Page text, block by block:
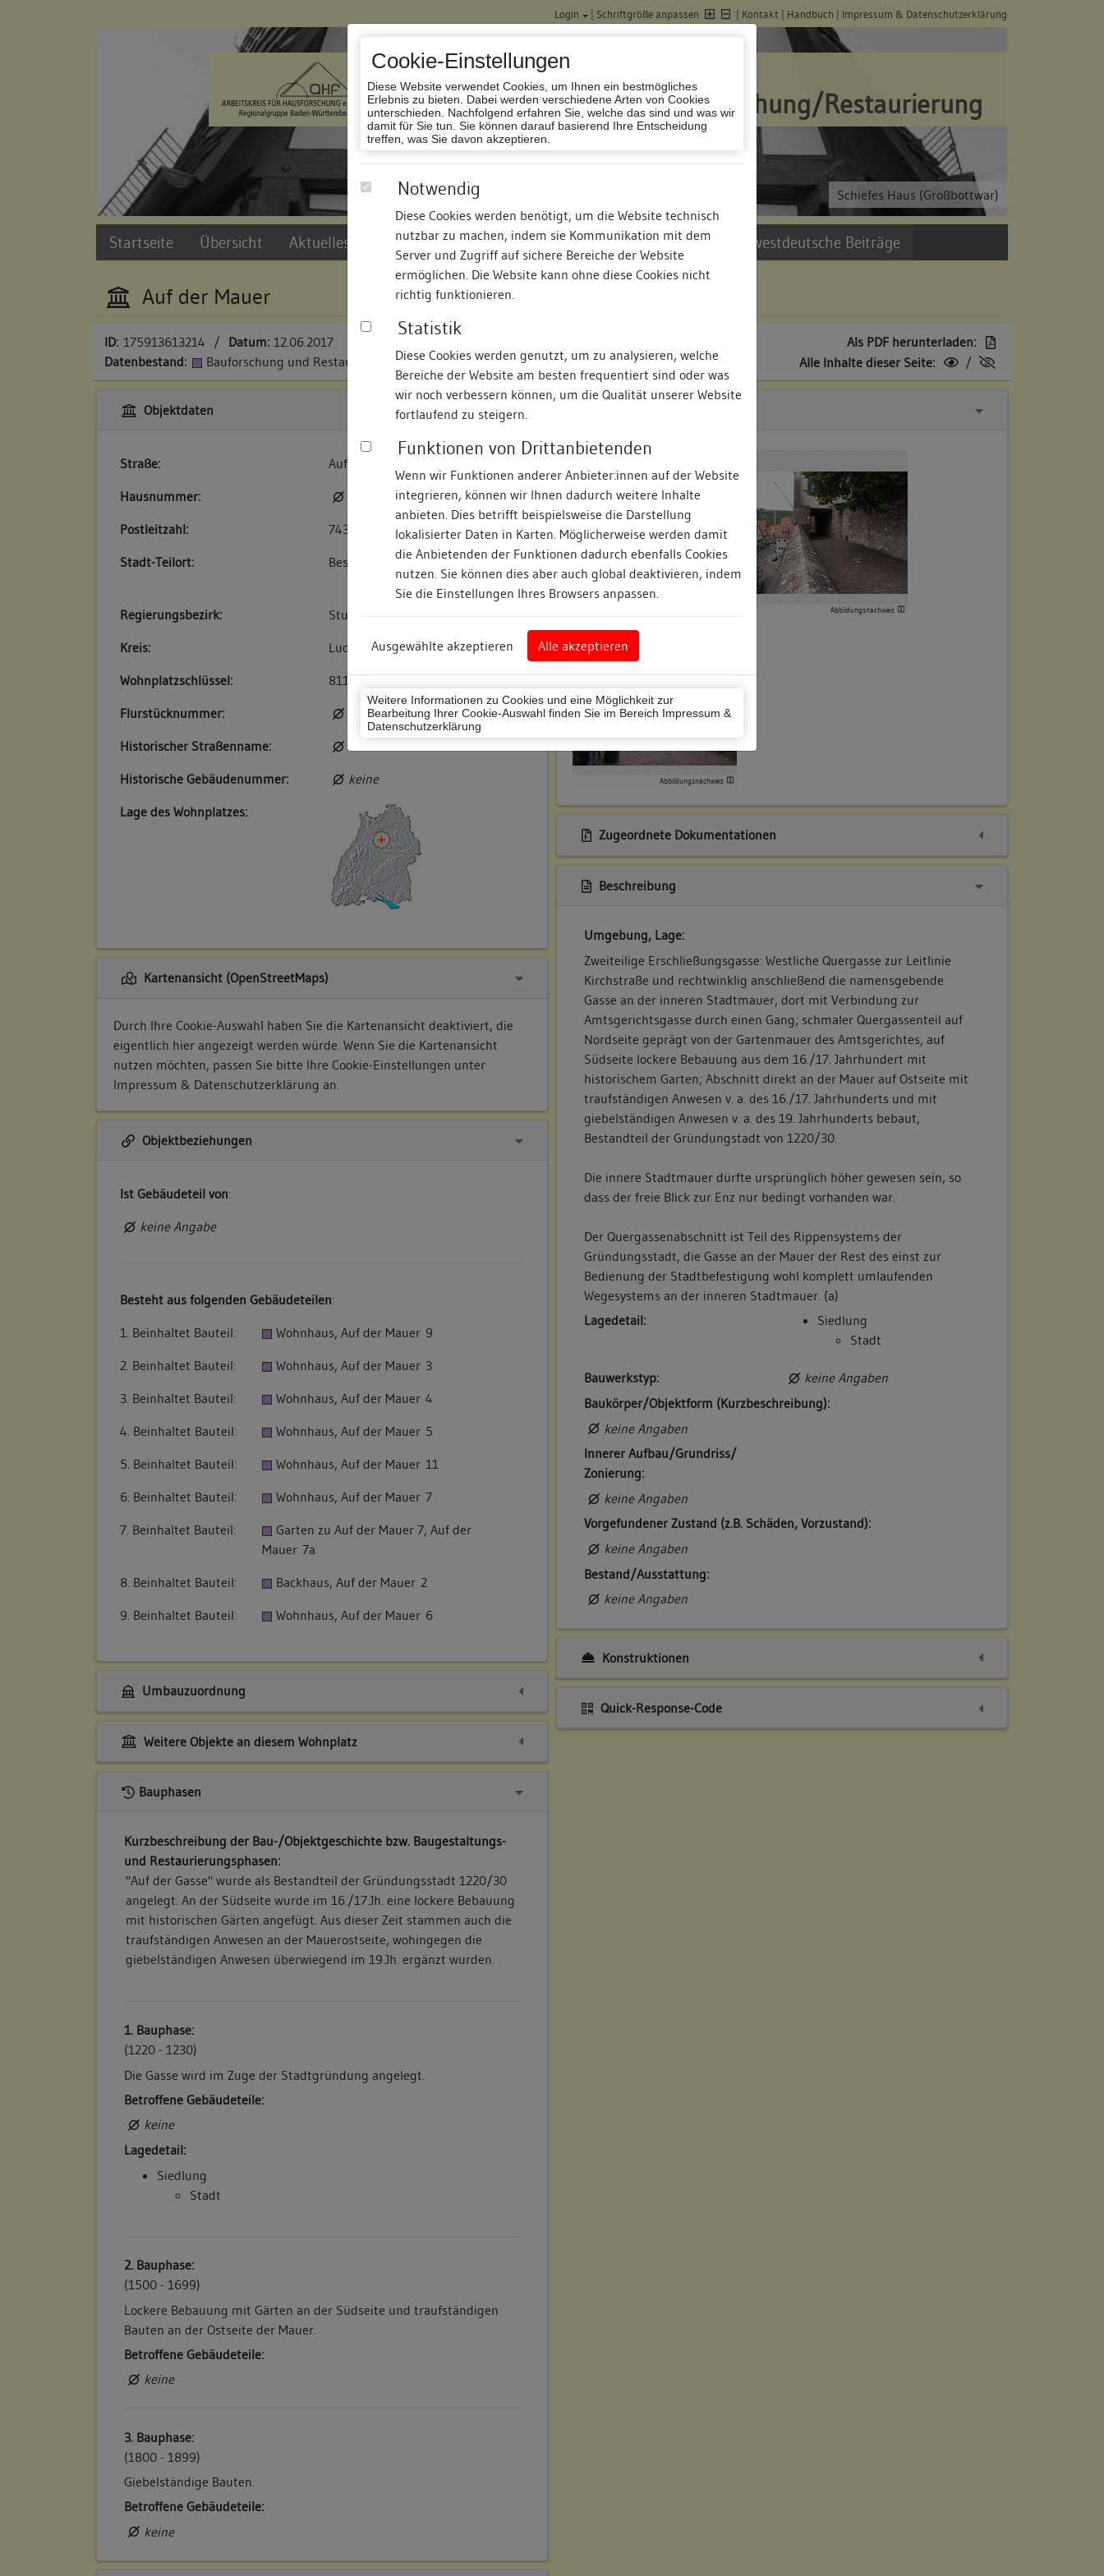
Cookie-Einstellungen
Diese Website verwendet Cookies, um Ihnen ein bestmögliches
Erlebnis zu bieten. Dabei werden verschiedene Arten von Cookies
unterschieden. Nachfolgend erfahren Sie, welche das sind und was wir
damit für Sie tun. Sie können darauf basierend Ihre Entscheidung
treffen, was Sie davon akzeptieren.
Notwendig
Diese Cookies werden benötigt, um die Website technisch
nutzbar zu machen, indem sie Kommunikation mit dem
Server und Zugriff auf sichere Bereiche der Website
ermöglichen. Die Website kann ohne diese Cookies nicht
richtig funktionieren.
Statistik
Diese Cookies werden genutzt, um zu analysieren, welche
Bereiche der Website am besten frequentiert sind oder was
wir noch verbessern können, um die Qualität unserer Website
fortlaufend zu steigern.
Funktionen von Drittanbietenden
Wenn wir Funktionen anderer Anbieter:innen auf der Website
integrieren, können wir Ihnen dadurch weitere Inhalte
anbieten. Dies betrifft beispielsweise die Darstellung
lokalisierter Daten in Karten. Möglicherweise werden damit
die Anbietenden der Funktionen dadurch ebenfalls Cookies
nutzen. Sie können dies aber auch global deaktivieren, indem
Sie die Einstellungen Ihres Browsers anpassen.
Ausgewählte akzeptieren Alle akzeptieren
Weitere Informationen zu Cookies und eine Möglichkeit zur
Bearbeitung Ihrer Cookie-Auswahl finden Sie im Bereich Impressum &
Datenschutzerklärung
Login | Schriftgröße anpassen | Kontakt | Handbuch | Impressum & Datenschutzerklärung
Schiefes Haus (Großbottwar)
Datenbank Bauforschung/Restaurierung
Startseite Übersicht Aktuelles und Termine Suche Freie Bauforscher:innen Südwestdeutsche Beiträge
Auf der Mauer
ID: 175913613214 / Datum: 12.06.2017
Datenbestand:
Bauforschung und Restaurierung
Als PDF herunterladen:
Alle Inhalte dieser Seite:
/
Objektdaten
Straße:
Auf der Mauer
Hausnummer:
Postleitzahl:
74354
Stadt-Teilort:
Besigheim
Regierungsbezirk:
Stuttgart
Kreis:
Ludwigsburg (Landkreis)
Wohnplatzschlüssel:
8118007001
Flurstücknummer:
keine
Historischer Straßenname:
keiner
Historische Gebäudenummer:
keine
Lage des Wohnplatzes:
Kartenansicht (OpenStreetMaps)
Durch Ihre Cookie-Auswahl haben Sie die Kartenansicht deaktiviert, die
eigentlich hier angezeigt werden würde. Wenn Sie die Kartenansicht
nutzen möchten, passen Sie bitte Ihre Cookie-Einstellungen unter
Impressum & Datenschutzerklärung an.
Objektbeziehungen
Ist Gebäudeteil von:
keine Angabe
Besteht aus folgenden Gebäudeteilen:
1. Beinhaltet Bauteil:
Wohnhaus, Auf der Mauer 9
2. Beinhaltet Bauteil:
Wohnhaus, Auf der Mauer 3
3. Beinhaltet Bauteil:
Wohnhaus, Auf der Mauer 4
4. Beinhaltet Bauteil:
Wohnhaus, Auf der Mauer 5
5. Beinhaltet Bauteil:
Wohnhaus, Auf der Mauer 11
6. Beinhaltet Bauteil:
Wohnhaus, Auf der Mauer 7
7. Beinhaltet Bauteil:
Garten zu Auf der Mauer 7, Auf der
Mauer 7a
8. Beinhaltet Bauteil:
Backhaus, Auf der Mauer 2
9. Beinhaltet Bauteil:
Wohnhaus, Auf der Mauer 6
Umbauzuordnung
Weitere Objekte an diesem Wohnplatz
Bauphasen
Kurzbeschreibung der Bau-/Objektgeschichte bzw. Baugestaltungs-
und Restaurierungsphasen:
"Auf der Gasse" wurde als Bestandteil der Gründungsstadt 1220/30
angelegt. An der Südseite wurde im 16./17.Jh. eine lockere Bebauung
mit historischen Gärten angefügt. Aus dieser Zeit stammen auch die
traufständigen Anwesen an der Mauerostseite, wohingegen die
giebelständigen Anwesen überwiegend im 19.Jh. ergänzt wurden.
1. Bauphase:
(1220 - 1230)
Die Gasse wird im Zuge der Stadtgründung angelegt.
Betroffene Gebäudeteile:
keine
Lagedetail:
Siedlung
Stadt
2. Bauphase:
(1500 - 1699)
Lockere Bebauung mit Gärten an der Südseite und traufständigen
Bauten an der Ostseite der Mauer.
Betroffene Gebäudeteile:
keine
3. Bauphase:
(1800 - 1899)
Giebelständige Bauten.
Betroffene Gebäudeteile:
keine
Abbildungsnachweis
Abbildungsnachweis
Zugeordnete Dokumentationen
Beschreibung
Umgebung, Lage:
Zweiteilige Erschließungsgasse: Westliche Quergasse zur Leitlinie
Kirchstraße und rechtwinklig anschließend die namensgebende
Gasse an der inneren Stadtmauer, dort mit Verbindung zur
Amtsgerichtsgasse durch einen Gang; schmaler Quergassenteil auf
Nordseite geprägt von der Gartenmauer des Amtsgerichtes, auf
Südseite lockere Bebauung aus dem 16./17. Jahrhundert mit
historischem Garten; Abschnitt direkt an der Mauer auf Ostseite mit
traufständigen Anwesen v. a. des 16./17. Jahrhunderts und mit
giebelständigen Anwesen v. a. des 19. Jahrhunderts bebaut,
Bestandteil der Gründungstadt von 1220/30.
Die innere Stadtmauer dürfte ursprünglich höher gewesen sein, so
dass der freie Blick zur Enz nur bedingt vorhanden war.
Der Quergassenabschnitt ist Teil des Rippensystems der
Gründungsstadt, die Gasse an der Mauer der Rest des einst zur
Bedienung der Stadtbefestigung wohl komplett umlaufenden
Wegesystems an der inneren Stadtmauer. (a)
Lagedetail:
Siedlung
Stadt
Bauwerkstyp:
keine Angaben
Baukörper/Objektform (Kurzbeschreibung):
keine Angaben
Innerer Aufbau/Grundriss/
Zonierung:
keine Angaben
Vorgefundener Zustand (z.B. Schäden, Vorzustand):
keine Angaben
Bestand/Ausstattung:
keine Angaben
Konstruktionen
Quick-Response-Code